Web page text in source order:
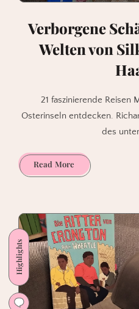
Verborgene
Welten von
21 faszinierende Reisen
Osterinseln entdecken.
des
Read MoreVerborgene
Schätze,
von
Silke
Vry
/
Martin
Haake
Highlights